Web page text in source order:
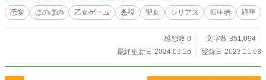
恋愛 ほのぼの 乙女ゲーム 悪役 聖女 シリアス 転生者 絶望
感想数 0
文字数 351,094
最終更新日 2024.09.15
登録日 2023.11.03